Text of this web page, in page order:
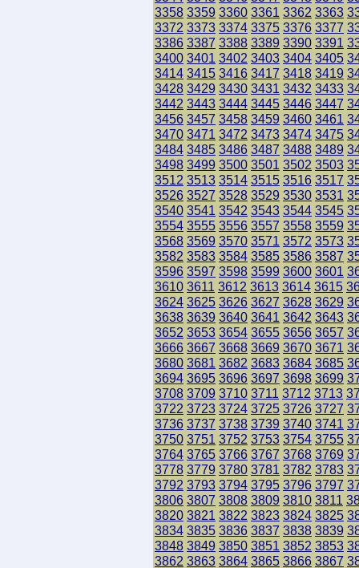
3358 3359 3360 3361 3362 3363
3372 3373 3374 3375 3376 3377
3386 3387 3388 3389 3390 3391
3400 3401 3402 3403 3404 3405
3414 3415 3416 3417 3418 3419
3428 3429 3430 3431 3432 3433
3442 3443 3444 3445 3446 3447
3456 3457 3458 3459 3460 3461
3470 3471 3472 3473 3474 3475
3484 3485 3486 3487 3488 3489
3498 3499 3500 3501 3502 3503
3512 3513 3514 3515 3516 3517
3526 3527 3528 3529 3530 3531
3540 3541 3542 3543 3544 3545
3554 3555 3556 3557 3558 3559
3568 3569 3570 3571 3572 3573
3582 3583 3584 3585 3586 3587
3596 3597 3598 3599 3600 3601
3610 3611 3612 3613 3614 3615
3624 3625 3626 3627 3628 3629
3638 3639 3640 3641 3642 3643
3652 3653 3654 3655 3656 3657
3666 3667 3668 3669 3670 3671
3680 3681 3682 3683 3684 3685
3694 3695 3696 3697 3698 3699
3708 3709 3710 3711 3712 3713
3722 3723 3724 3725 3726 3727
3736 3737 3738 3739 3740 3741
3750 3751 3752 3753 3754 3755
3764 3765 3766 3767 3768 3769
3778 3779 3780 3781 3782 3783
3792 3793 3794 3795 3796 3797
3806 3807 3808 3809 3810 3811
3820 3821 3822 3823 3824 3825
3834 3835 3836 3837 3838 3839
3848 3849 3850 3851 3852 3853
3862 3863 3864 3865 3866 3867